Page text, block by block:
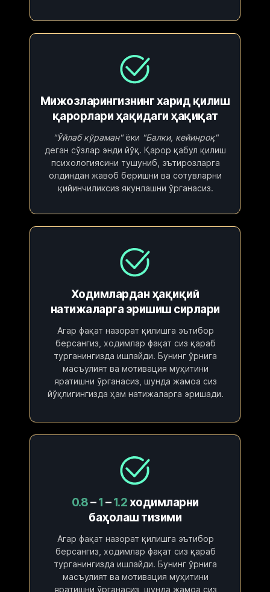
"Ўйлаб кўраман"ёки "Балки, кейинроқ"
деган сўзлар энди йўқ. Қарор қабул қилиш
психологиясини тушуниб, эътирозларга
олдиндан жавоб беришни ва сотувларни
қийинчиликсиз якунлашни ўрганасиз.
Мижозларингизнинг харид қилиш
қарорлари ҳақидаги ҳақиқат
Агар фақат назорат қилишга эътибор
берсангиз, ходимлар фақат сиз қараб
турганингизда ишлайди. Бунинг ўрнига
масъулият ва мотивация муҳитини
яратишни ўрганасиз, шунда жамоа сиз
йўқлигингизда ҳам натижаларга эришади.
Ходимлардан ҳақиқий
натижаларга эришиш сирлари
0.8–1 –1.2ходимларни
баҳолаш тизими
Агар фақат назорат қилишга эътибор
берсангиз, ходимлар фақат сиз қараб
турганингизда ишлайди. Бунинг ўрнига
масъулият ва мотивация муҳитини
яратишни ўрганасиз, шунда жамоа сиз